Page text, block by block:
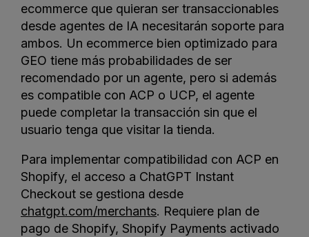
ecommerce que quieran ser transaccionables
desde agentes de IA necesitarán soporte para
ambos. Un ecommerce bien optimizado para
GEO tiene más probabilidades de ser
recomendado por un agente, pero si además
es compatible con ACP o UCP, el agente
puede completar la transacción sin que el
usuario tenga que visitar la tienda.
Para implementar compatibilidad con ACP en
Shopify, el acceso a ChatGPT Instant
Checkout se gestiona desde
chatgpt.com/merchants. Requiere plan de
pago de Shopify, Shopify Payments activado